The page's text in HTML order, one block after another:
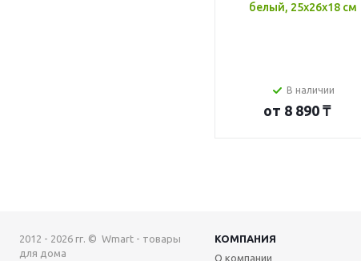
белый, 25x26x18 см
В наличии
от 8 890 ₸
2012 - 2026 гг. © Wmart - товары
для дома
КОМПАНИЯ
О компании